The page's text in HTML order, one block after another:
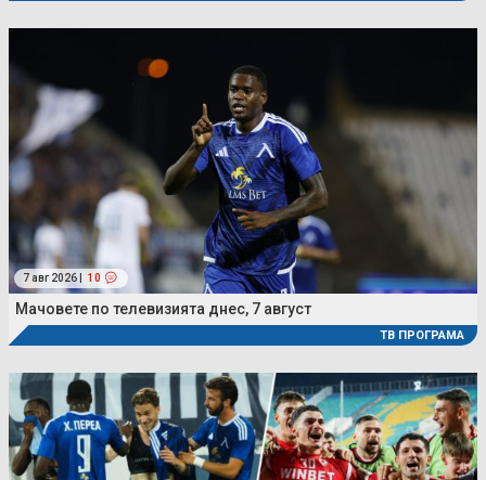
7 авг 2026 | 10
Мачовете по телевизията днес, 7 август
ТВ ПРОГРАМА